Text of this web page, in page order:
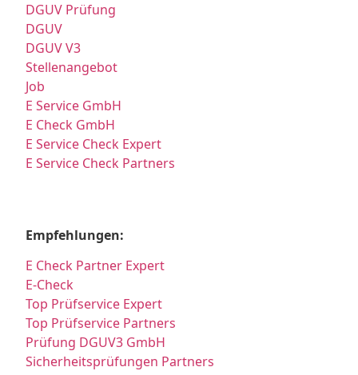
DGUV Prüfung
DGUV
DGUV V3
Stellenangebot
Job
E Service GmbH
E Check GmbH
E Service Check Expert
E Service Check Partners
Empfehlungen:
E Check Partner Expert
E-Check
Top Prüfservice Expert
Top Prüfservice Partners
Prüfung DGUV3 GmbH
Sicherheitsprüfungen Partners